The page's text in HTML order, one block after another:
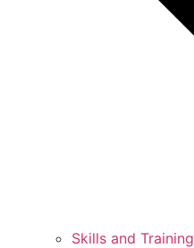
Skills and Training